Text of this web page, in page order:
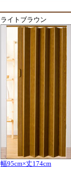
ライトブラウン
幅95cm×丈174cm